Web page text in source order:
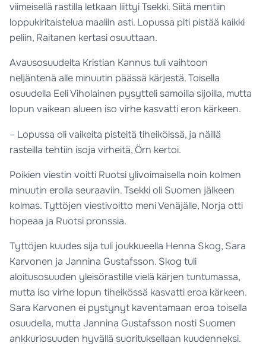
viimeisellä rastilla letkaan liittyi Tsekki. Siitä mentiin
loppukiritaistelua maaliin asti. Lopussa piti pistää kaikki
peliin, Raitanen kertasi osuuttaan.
Avausosuudelta Kristian Kannus tuli vaihtoon
neljäntenä alle minuutin päässä kärjestä. Toisella
osuudella Eeli Viholainen pysytteli samoilla sijoilla, mutta
lopun vaikean alueen iso virhe kasvatti eron kärkeen.
– Lopussa oli vaikeita pisteitä tiheiköissä, ja näillä
rasteilla tehtiin isoja virheitä, Örn kertoi.
Poikien viestin voitti Ruotsi ylivoimaisella noin kolmen
minuutin erolla seuraaviin. Tsekki oli Suomen jälkeen
kolmas. Tyttöjen viestivoitto meni Venäjälle, Norja otti
hopeaa ja Ruotsi pronssia.
Tyttöjen kuudes sija tuli joukkueella Henna Skog, Sara
Karvonen ja Jannina Gustafsson. Skog tuli
aloitusosuuden yleisörastille vielä kärjen tuntumassa,
mutta iso virhe lopun tiheikössä kasvatti eroa kärkeen.
Sara Karvonen ei pystynyt kaventamaan eroa toisella
osuudella, mutta Jannina Gustafsson nosti Suomen
ankkuriosuuden hyvällä suorituksellaan kuudenneksi.